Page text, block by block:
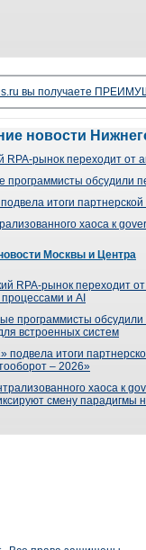
вы получаете
новости
RPA-рынок переходит от
программисты обсудили
итоги
хаоса к
Москвы и Центра
RPA-рынок переходит
и AI
программисты обсудили
встроенных систем
подвела итоги
– 2026»
хаоса к
смену парадигмы